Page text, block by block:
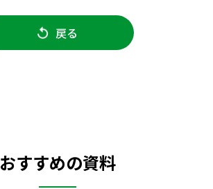
戻る
おすすめの資料